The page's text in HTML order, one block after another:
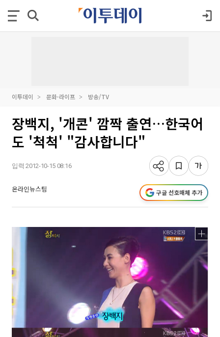
이투데이 문화·라이프 방송/TV
장백지, '개콘' 깜짝 출연…한국어
도 '척척' "감사합니다"
입력 2012-10-15 08:16
온라인뉴스팀 구글 선호매체 추가